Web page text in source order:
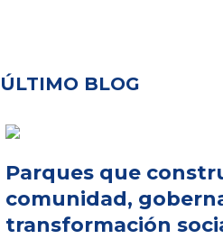
ÚLTIMO BLOG
Parques que
comunidad,
transformación